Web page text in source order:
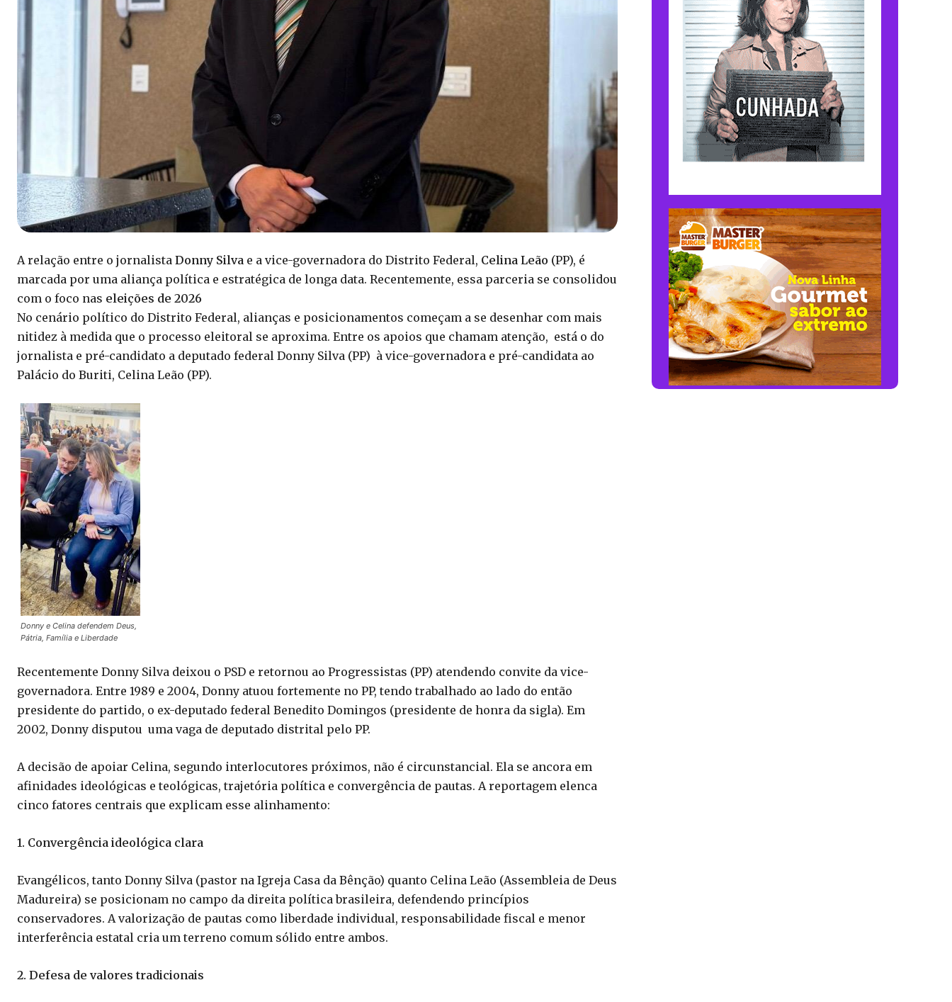
A relação entre o jornalista Donny Silva e a vice-governadora do Distrito Federal, Celina Leão (PP), é
marcada por uma aliança política e estratégica de longa data. Recentemente, essa parceria se consolidou
com o foco nas eleições de 2026
No cenário político do Distrito Federal, alianças e posicionamentos começam a se desenhar com mais
nitidez à medida que o processo eleitoral se aproxima. Entre os apoios que chamam atenção, está o do
jornalista e pré-candidato a deputado federal Donny Silva (PP) à vice-governadora e pré-candidata ao
Palácio do Buriti, Celina Leão (PP).
Donny e Celina defendem Deus,
Pátria, Família e Liberdade
Recentemente Donny Silva deixou o PSD e retornou ao Progressistas (PP) atendendo convite da vice-
governadora. Entre 1989 e 2004, Donny atuou fortemente no PP, tendo trabalhado ao lado do então
presidente do partido, o ex-deputado federal Benedito Domingos (presidente de honra da sigla). Em
2002, Donny disputou uma vaga de deputado distrital pelo PP.
A decisão de apoiar Celina, segundo interlocutores próximos, não é circunstancial. Ela se ancora em
afinidades ideológicas e teológicas, trajetória política e convergência de pautas. A reportagem elenca
cinco fatores centrais que explicam esse alinhamento:
1. Convergência ideológica clara
Evangélicos, tanto Donny Silva (pastor na Igreja Casa da Bênção) quanto Celina Leão (Assembleia de Deus
Madureira) se posicionam no campo da direita política brasileira, defendendo princípios
conservadores. A valorização de pautas como liberdade individual, responsabilidade fiscal e menor
interferência estatal cria um terreno comum sólido entre ambos.
2. Defesa de valores tradicionais